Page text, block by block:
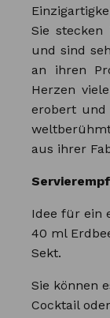
Sie
und sind
an ihren
Herzen
erobert und
aus ihrer
Idee für ein
40 ml
Sekt.
Sie können
Cocktail